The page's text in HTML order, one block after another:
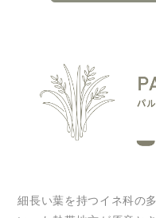
細長い葉を持つイネ科の